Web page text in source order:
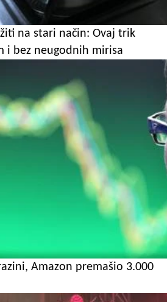
na stari način: Ovaj trik
i bez neugodnih mirisa
Amazon premašio 3.000